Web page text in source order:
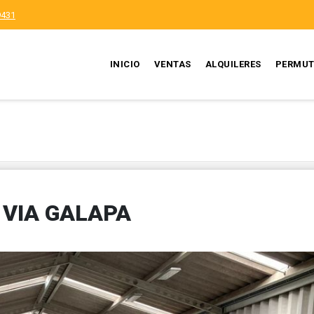
INICIO VENTAS ALQUILERES
GALAPA